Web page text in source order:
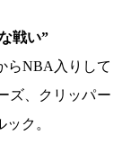
戦い”
らNBA入りして
ズ、クリッパー
ク。